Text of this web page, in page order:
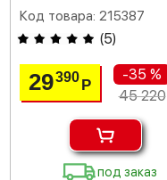
Код товара: 215387
(5)
29390Р
-35 %
45 220
под заказ